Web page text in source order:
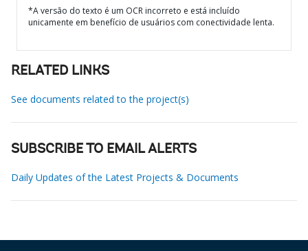
*A versão do texto é um OCR incorreto e está incluído
unicamente em benefício de usuários com conectividade lenta.
RELATED LINKS
See documents related to the project(s)
SUBSCRIBE TO EMAIL ALERTS
Daily Updates of the Latest Projects & Documents